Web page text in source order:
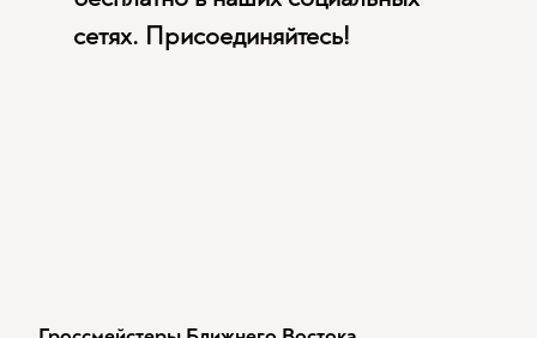
сетях. Присоединяйтесь!